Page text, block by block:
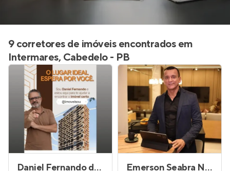
9 corretores de imóveis encontrados em
Intermares, Cabedelo - PB
Daniel Fernando de Holanda Ramos Emerson Seabra Neves